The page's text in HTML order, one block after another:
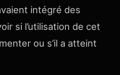
intégré des
si l’utilisation de cet
ou s’il a atteint